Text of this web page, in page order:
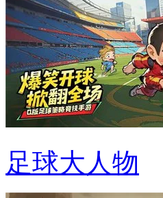
足球大人物